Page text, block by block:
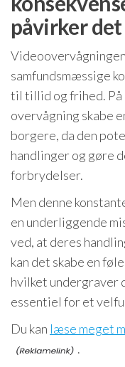
påvirker
samfundsmæssige
til tillid og frihed. På
overvågning skabe
borgere, da den
handlinger og gøre
forbrydelser.
Men denne
en underliggende
ved, at deres
kan det skabe en
hvilket undergraver
essentiel for et
Du kan læse meget
.